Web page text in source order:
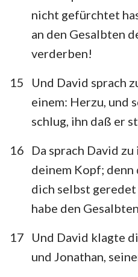
1 2 3 4
8
9 10
15
16 17
22
23 24
nicht gefürchtet
an den Gesalbten
verderben!
15
Und David sprach
einem: Herzu, und
schlug, ihn daß er
16
Da sprach David
deinem Kopf;
dich selbst
habe den
17
Und David klagte
und Jonathan,